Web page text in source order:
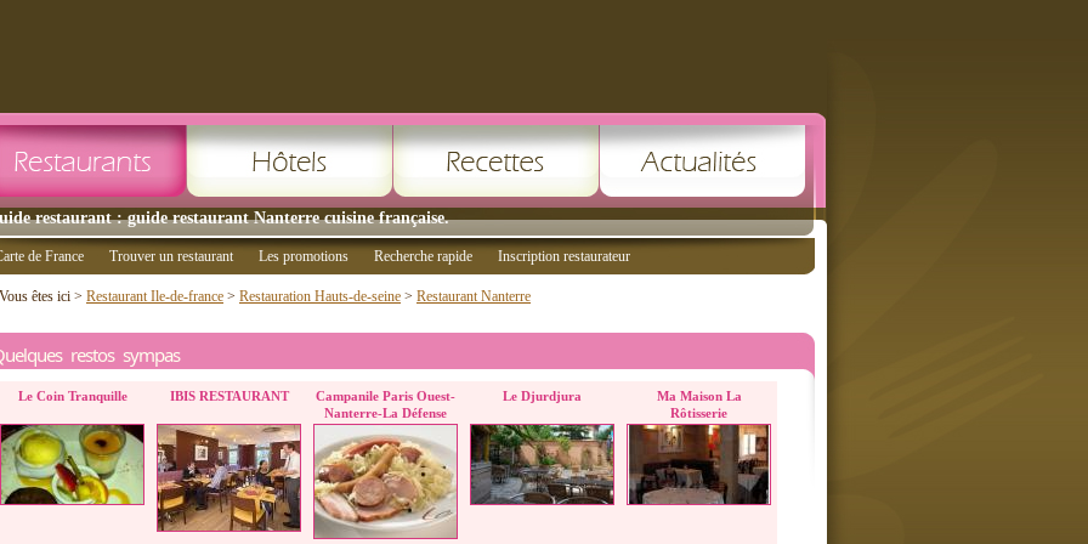
restaurant : guide restaurant Nanterre cuisine française.
de France Trouver un restaurant Les promotions Recherche rapide Inscription restaurateur
Vous êtes ici > Restaurant Ile-de-france > Restauration Hauts-de-seine > Restaurant Nanterre
restos sympas
Le Coin Tranquille IBIS RESTAURANT
Campanile Paris Ouest-
Nanterre-La Défense
Le Djurdjura
Ma Maison La
Rôtisserie